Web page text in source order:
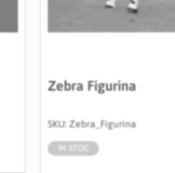
Zebra Figurina
SKU: Zebra_Figurina
IN STOC